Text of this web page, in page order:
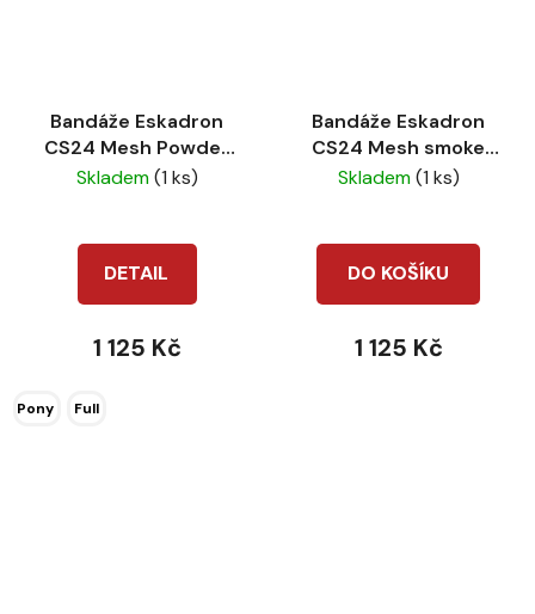
Bandáže Eskadron
CS24 Mesh Powder
green
Skladem(1 ks)
DETAIL
1 125 Kč
Pony Full
Bandáže Eskadron
CS24 Mesh smoke
taupe
Skladem(1 ks)
DO KOŠÍKU
1 125 Kč